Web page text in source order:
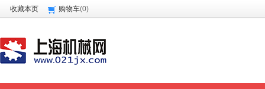
收藏本页 购物车(0)